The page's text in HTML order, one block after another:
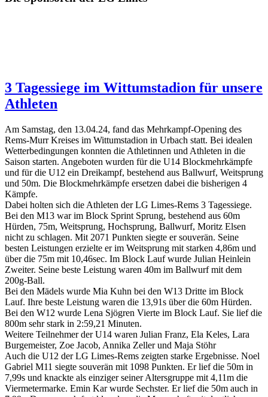
3 Tagessiege im Wittumstadion für unsere
Athleten
Am Samstag, den 13.04.24, fand das Mehrkampf-Opening des
Rems-Murr Kreises im Wittumstadion in Urbach statt. Bei idealen
Wetterbedingungen konnten die Athletinnen und Athleten in die
Saison starten. Angeboten wurden für die U14 Blockmehrkämpfe
und für die U12 ein Dreikampf, bestehend aus Ballwurf, Weitsprung
und 50m. Die Blockmehrkämpfe ersetzen dabei die bisherigen 4
Kämpfe.
Dabei holten sich die Athleten der LG Limes-Rems 3 Tagessiege.
Bei den M13 war im Block Sprint Sprung, bestehend aus 60m
Hürden, 75m, Weitsprung, Hochsprung, Ballwurf, Moritz Elsen
nicht zu schlagen. Mit 2071 Punkten siegte er souverän. Seine
besten Leistungen erzielte er im Weitsprung mit starken 4,86m und
über die 75m mit 10,46sec. Im Block Lauf wurde Julian Heinlein
Zweiter. Seine beste Leistung waren 40m im Ballwurf mit dem
200g-Ball.
Bei den Mädels wurde Mia Kuhn bei den W13 Dritte im Block
Lauf. Ihre beste Leistung waren die 13,91s über die 60m Hürden.
Bei den W12 wurde Lena Sjögren Vierte im Block Lauf. Sie lief die
800m sehr stark in 2:59,21 Minuten.
Weitere Teilnehmer der U14 waren Julian Franz, Ela Keles, Lara
Burgemeister, Zoe Jacob, Annika Zeller und Maja Stöhr
Auch die U12 der LG Limes-Rems zeigten starke Ergebnisse. Noel
Gabriel M11 siegte souverän mit 1098 Punkten. Er lief die 50m in
7,99s und knackte als einziger seiner Altersgruppe mit 4,11m die
Viermetermarke. Emin Kar wurde Sechster. Er lief die 50m auch in